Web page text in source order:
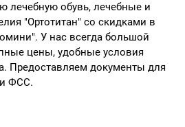
лечебную обувь, лечебные и
"Ортотитан" со скидками в
У нас всегда большой
цены, удобные условия
Предоставляем документы для
ФСС.
для